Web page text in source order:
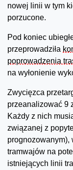
nowej linii w tym
porzucone.
Pod koniec
przeprowadziła
poprowadzenia
na wyłonienie
Zwycięzca
przeanalizować 9
Każdy z nich
związanej z
prognozowanym),
tramwajów na
istniejących linii